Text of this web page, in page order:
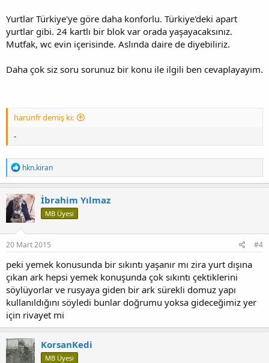
Yurtlar Türkiye'ye göre daha konforlu. Türkiye'deki apart
yurtlar gibi. 24 kartlı bir blok var orada yaşayacaksınız.
Mutfak, wc evin içerisinde. Aslında daire de diyebiliriz.
Daha çok siz soru sorunuz bir konu ile ilgili ben cevaplayayım.
harunfr demiş ki:
-
T
e
p
k
i
l
e
r
:
hkn.kiran
İbrahim Yılmaz
MB Üyesi
20 Mart 2015 #4
peki yemek konusunda bir sıkıntı yaşanır mı zira yurt dışına
çıkan ark hepsi yemek konuşunda çok sıkıntı çektiklerini
söylüyorlar ve rusyaya giden bir ark sürekli domuz yapı
kullanıldığını söyledi bunlar doğrumu yoksa gideceğimiz yer
için rivayet mi
KorsanKedi
MB Üyesi